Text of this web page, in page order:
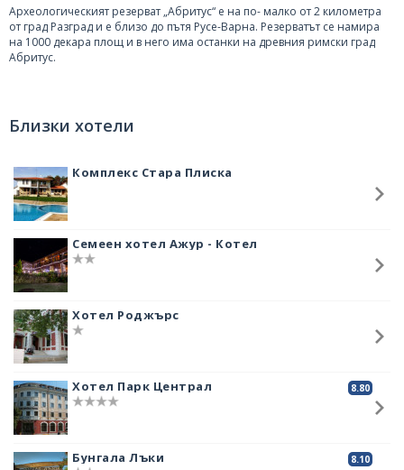
Археологическият резерват „Абритус“ е на по- малко от 2 километра
от град Разград и е близо до пътя Русе-Варна. Резерватът се намира
на 1000 декара площ и в него има останки на древния римски град
Абритус.
най- големите центрове в Долна Мизия. Това е била римска
провинция, която се намирала на територията на днешна Северна
умира император Траян Деций.
През IV век е направена голяма крепост върху 14 хектара, стените били
дебели 3 метра и високи 12 метра. Построени са 35 бойни кули и 4
големи порти. До VI век Абритус е много важен християнски център и
по-късно е разрушен при нападенията на славяни и авари. На
неговото място пред IX век е издигната българска крепост.
В архитектурния резерват могат да се видят останките на перистален
вътрешен двор. От двете страни на главния вход има шест магазина,
до южната фасада. Във вътрешния двор има красиви римско-
йонийски колони. В западната и източната част има останки от
големи помещения, които са били със стопанско предназначение.
Сградата е обитавана до разрушаването на древния град.
В археологическия резерват е направен музей, в който са изложени
някои от намерените предмети. Експозицията с находките е
обществото. Тук е намерено най- голямото златно монетно
Близки хотели
Комплекс Стара Плиска
Семеен хотел Ажур - Котел
Хотел Роджърс
8.80
Хотел Парк Централ
8.10
Бунгала Лъки